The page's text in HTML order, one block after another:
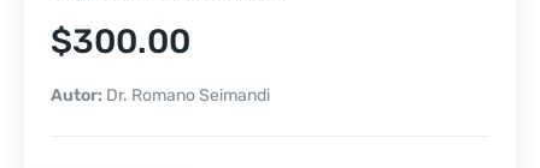
$300.00
Autor: Dr. Romano Seimandi